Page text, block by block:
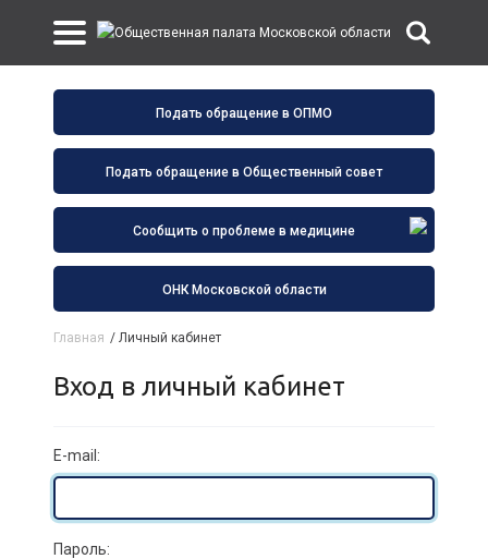
Подать обращение в ОПМО
Подать обращение в Общественный совет
Сообщить о проблеме в медицине
ОНК Московской области
Главная / Личный кабинет
Вход в личный кабинет
E-mail:
Пароль: